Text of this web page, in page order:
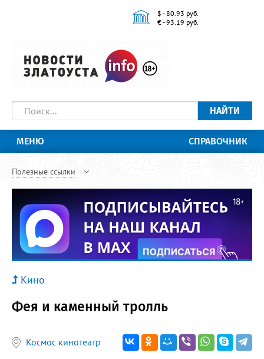
$ - 80.93 руб.
€ - 93.19 руб.
НАЙТИ
МЕНЮ СПРАВОЧНИК
Полезные ссылки
Кино
Фея и каменный тролль
Космос кинотеатр